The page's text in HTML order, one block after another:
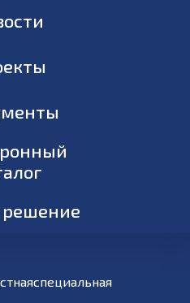
решение